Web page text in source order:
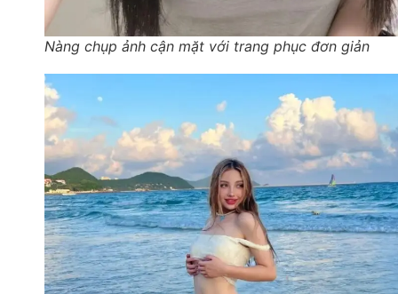
Nàng chụp ảnh cận mặt với trang phục đơn giản